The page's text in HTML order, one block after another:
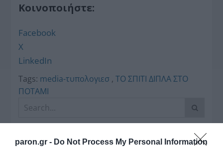
paron.gr - Do Not Process My Personal Information
Κοινοποιήστε:
Facebook
X
LinkedIn
Tags: media-τυπολογιεσ ,ΤΟ ΣΠΙΤΙ ΔΙΠΛΑ ΣΤΟ
ΠΟΤΑΜΙ